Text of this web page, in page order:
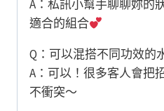
A：私訊小幫手聊聊妳的
適合的組合
Q：可以混搭不同功效的
A：可以！很多客人會把
不衝突～